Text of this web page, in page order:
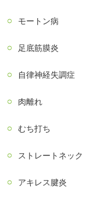
モートン病
足底筋膜炎
自律神経失調症
肉離れ
むち打ち
ストレートネック
アキレス腱炎